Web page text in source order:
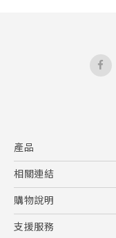
產品
5G
智慧型手機
配件
相關連結
HTC Research
購物說明
購物須知
支援服務